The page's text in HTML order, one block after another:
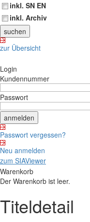
inkl. SN EN
inkl. Archiv
zur Übersicht
Login
Kundennummer
Passwort
Passwort vergessen?
Neu anmelden
zum SIAViewer
Warenkorb
Der Warenkorb ist leer.
Titeldetail